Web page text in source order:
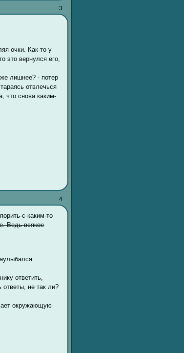
3
очки. Как-то у
это вернулся его,
лишнее? - потер
отвлечься
что снова каким-
4
с каким-то
Ведь всякое
ответить,
не так ли?
окружающую